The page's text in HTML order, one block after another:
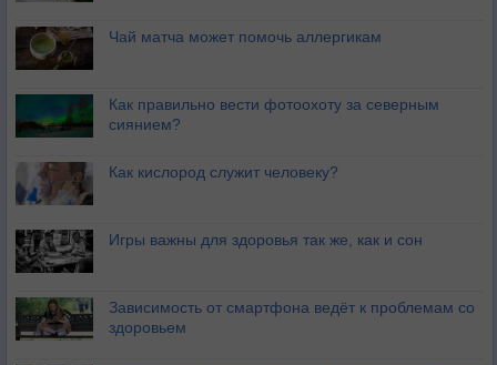
Чай матча может помочь аллергикам
Как правильно вести фотоохоту за северным
сиянием?
Как кислород служит человеку?
Игры важны для здоровья так же, как и сон
Зависимость от смартфона ведёт к проблемам со
здоровьем